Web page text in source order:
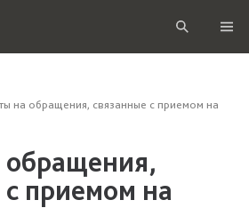
на обращения, связанные с приемом на
приемом на